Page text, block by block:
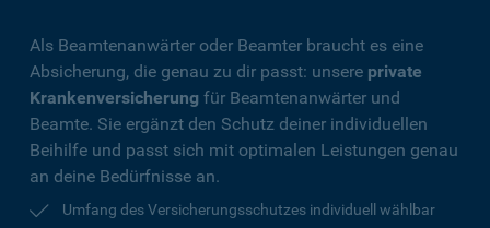
Als Beamtenanwärter oder Beamter braucht es eine
Absicherung, die genau zu dir passt: unsere private
Krankenversicherung für Beamtenanwärter und
Beamte. Sie ergänzt den Schutz deiner individuellen
Beihilfe und passt sich mit optimalen Leistungen genau
an deine Bedürfnisse an.
Umfang des Versicherungsschutzes individuell wählbar